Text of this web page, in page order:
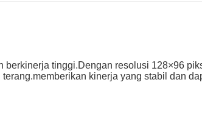
tinggi.Dengan resolusi 128×96
kinerja yang stabil dan